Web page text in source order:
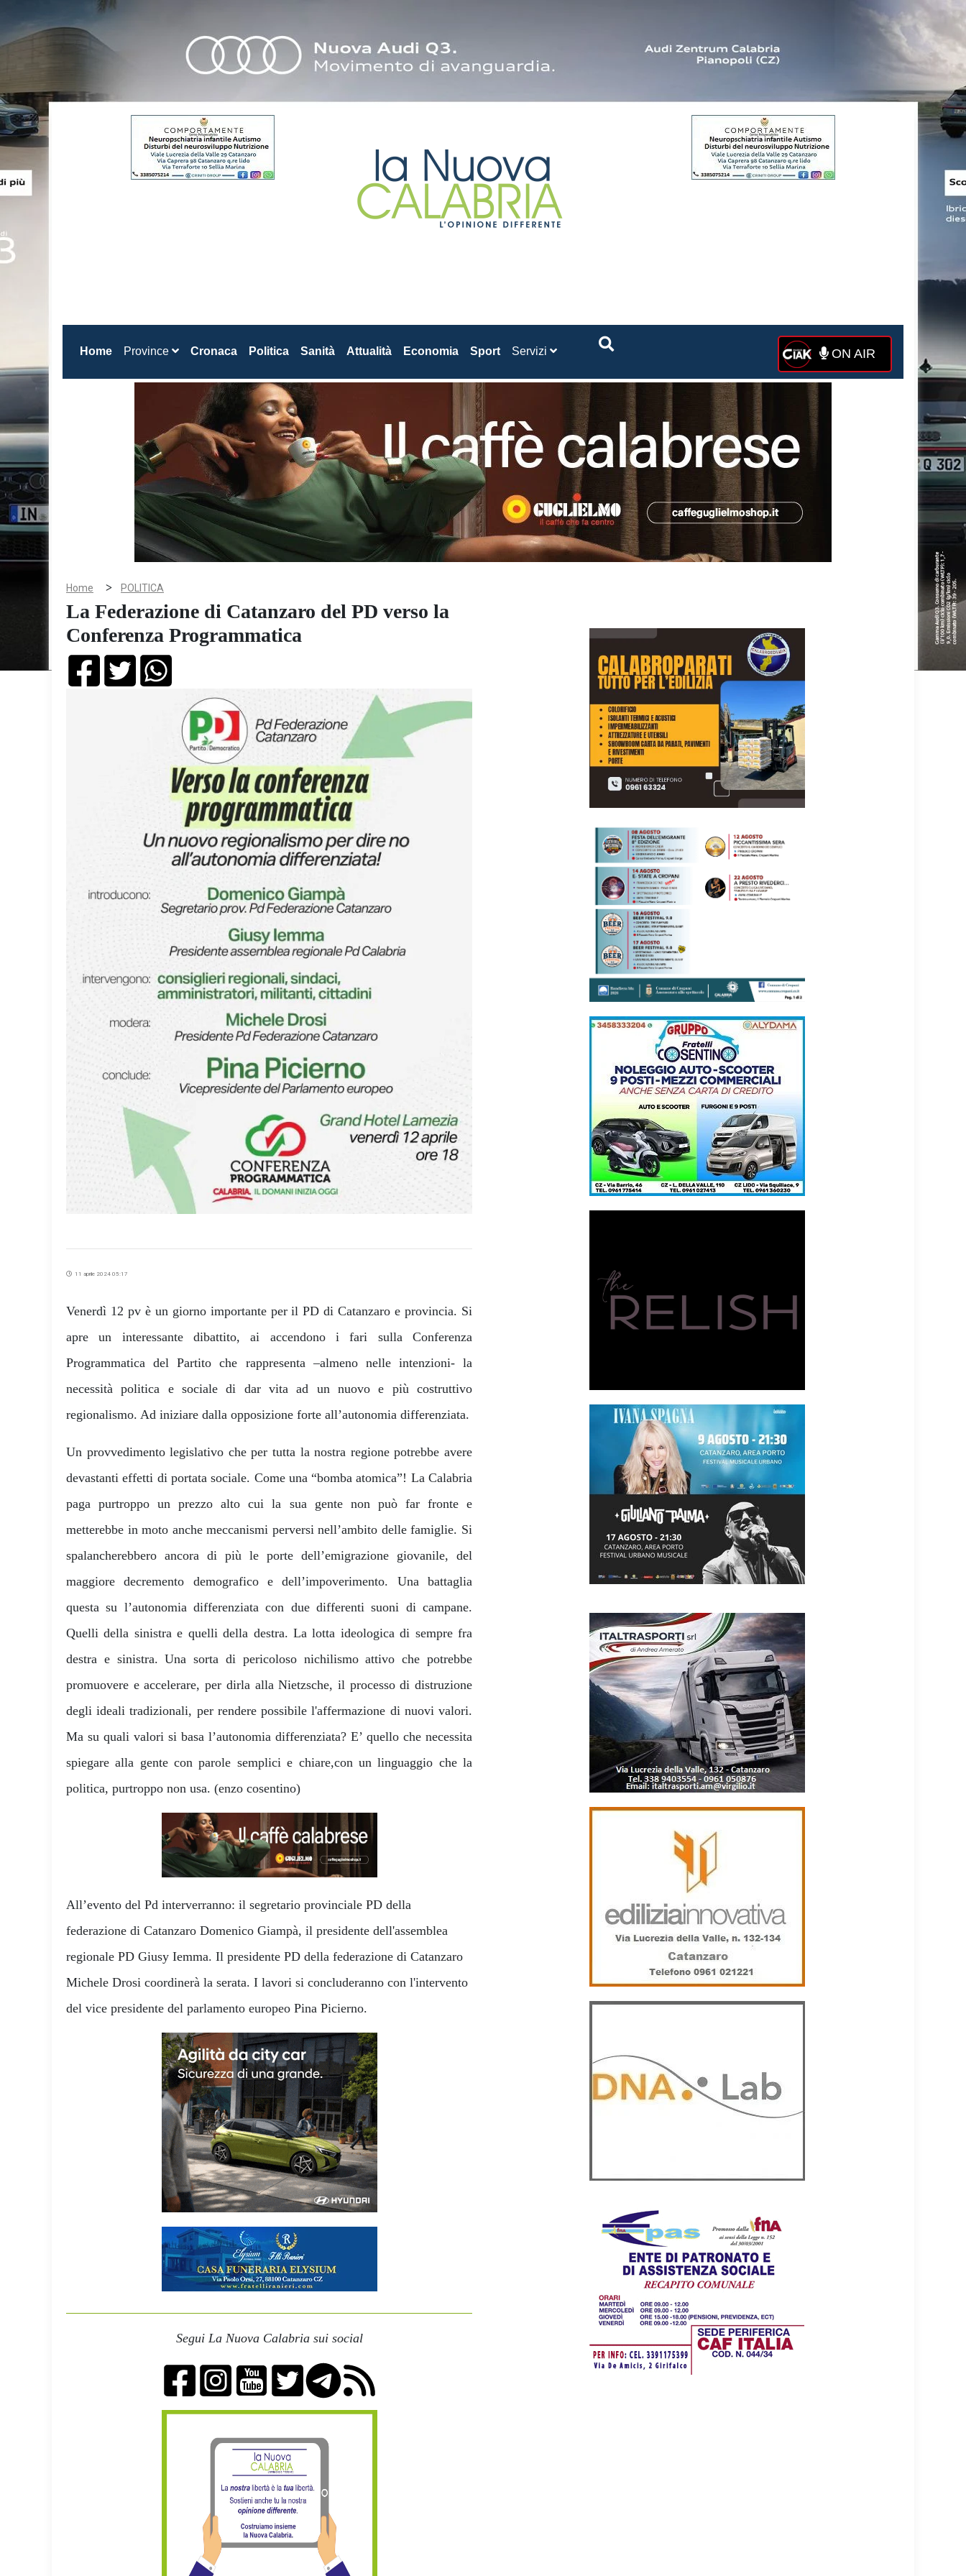
Home(current)
Province Cronaca Politica Sanità Attualità Economia Sport Servizi ON AIR
Home > POLITICA
La Federazione di Catanzaro del PD verso la
Conferenza Programmatica
11 aprile 2024 05:17
Venerdì 12 pv è un giorno importante per il PD di Catanzaro e provincia. Si
apre un interessante dibattito, ai accendono i fari sulla Conferenza
Programmatica del Partito che rappresenta –almeno nelle intenzioni- la
necessità politica e sociale di dar vita ad un nuovo e più costruttivo
regionalismo. Ad iniziare dalla opposizione forte all’autonomia differenziata.
Un provvedimento legislativo che per tutta la nostra regione potrebbe avere
devastanti effetti di portata sociale. Come una “bomba atomica”! La Calabria
paga purtroppo un prezzo alto cui la sua gente non può far fronte e
metterebbe in moto anche meccanismi perversi nell’ambito delle famiglie. Si
spalancherebbero ancora di più le porte dell’emigrazione giovanile, del
maggiore decremento demografico e dell’impoverimento. Una battaglia
questa su l’autonomia differenziata con due differenti suoni di campane.
Quelli della sinistra e quelli della destra. La lotta ideologica di sempre fra
destra e sinistra. Una sorta di pericoloso nichilismo attivo che potrebbe
promuovere e accelerare, per dirla alla Nietzsche, il processo di distruzione
degli ideali tradizionali, per rendere possibile l'affermazione di nuovi valori.
Ma su quali valori si basa l’autonomia differenziata? E’ quello che necessita
spiegare alla gente con parole semplici e chiare,con un linguaggio che la
politica, purtroppo non usa. (enzo cosentino)
All’evento del Pd interverranno: il segretario provinciale PD della
federazione di Catanzaro Domenico Giampà, il presidente dell'assemblea
regionale PD Giusy Iemma. Il presidente PD della federazione di Catanzaro
Michele Drosi coordinerà la serata. I lavori si concluderanno con l'intervento
del vice presidente del parlamento europeo Pina Picierno.
Segui La Nuova Calabria sui social